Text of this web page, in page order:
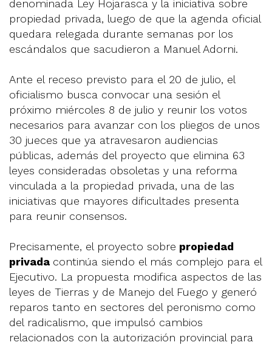
denominada Ley Hojarasca y la iniciativa sobre
propiedad privada, luego de que la agenda oficial
quedara relegada durante semanas por los
escándalos que sacudieron a Manuel Adorni.
Ante el receso previsto para el 20 de julio, el
oficialismo busca convocar una sesión el
próximo miércoles 8 de julio y reunir los votos
necesarios para avanzar con los pliegos de unos
30 jueces que ya atravesaron audiencias
públicas, además del proyecto que elimina 63
leyes consideradas obsoletas y una reforma
vinculada a la propiedad privada, una de las
iniciativas que mayores dificultades presenta
para reunir consensos.
Precisamente, el proyecto sobre propiedad
privada continúa siendo el más complejo para el
Ejecutivo. La propuesta modifica aspectos de las
leyes de Tierras y de Manejo del Fuego y generó
reparos tanto en sectores del peronismo como
del radicalismo, que impulsó cambios
relacionados con la autorización provincial para